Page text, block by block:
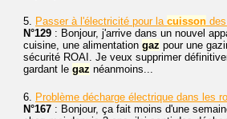
5. Passer à l'électricité pour la cuisson
N°129 : Bonjour, j'arrive dans un nouvel
cuisine, une alimentation gaz pour une
sécurité ROAI. Je veux supprimer
gardant le gaz néanmoins...
6. Problème décharge électrique dans les
N°167 : Bonjour, ça fait moins d'une